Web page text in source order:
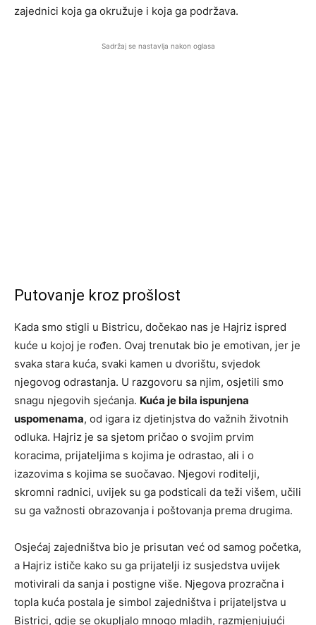
zajednici koja ga okružuje i koja ga podržava.
Sadržaj se nastavlja nakon oglasa
Putovanje kroz prošlost
Kada smo stigli u Bistricu, dočekao nas je Hajriz ispred
kuće u kojoj je rođen. Ovaj trenutak bio je emotivan, jer je
svaka stara kuća, svaki kamen u dvorištu, svjedok
njegovog odrastanja. U razgovoru sa njim, osjetili smo
snagu njegovih sjećanja. Kuća je bila ispunjena
uspomenama, od igara iz djetinjstva do važnih životnih
odluka. Hajriz je sa sjetom pričao o svojim prvim
koracima, prijateljima s kojima je odrastao, ali i o
izazovima s kojima se suočavao. Njegovi roditelji,
skromni radnici, uvijek su ga podsticali da teži višem, učili
su ga važnosti obrazovanja i poštovanja prema drugima.
Osjećaj zajedništva bio je prisutan već od samog početka,
a Hajriz ističe kako su ga prijatelji iz susjedstva uvijek
motivirali da sanja i postigne više. Njegova prozračna i
topla kuća postala je simbol zajedništva i prijateljstva u
Bistrici, gdje se okupljalo mnogo mladih, razmjenjujući